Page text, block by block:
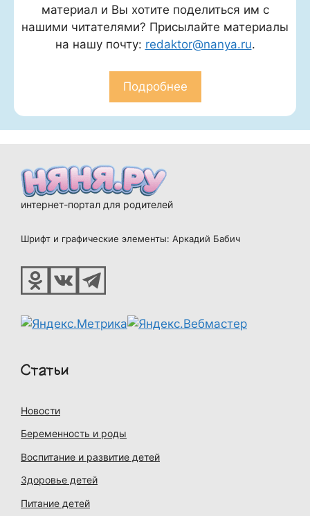
материал и Вы хотите поделиться им с
нашими читателями? Присылайте материалы
на нашу почту: redaktor@nanya.ru.
Подробнее
интернет-портал для родителей
Шрифт и графические элементы: Аркадий Бабич
Статьи
Новости
Беременность и роды
Воспитание и развитие детей
Здоровье детей
Питание детей